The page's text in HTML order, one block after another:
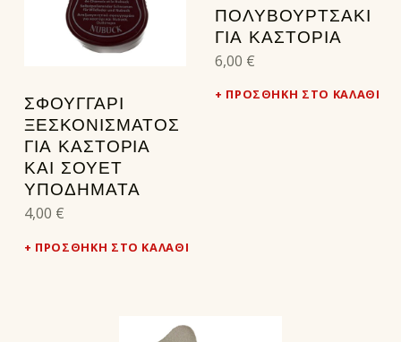
ΣΦΟΥΓΓΆΡΙ
ΞΕΣΚΟΝΊΣΜΑΤΟΣ
ΓΙΑ ΚΑΣΤΌΡΙΑ
ΚΑΙ ΣΟΥΈΤ
ΥΠΟΔΉΜΑΤΑ
4,00 €
ΠΡΟΣΘΉΚΗ ΣΤΟ ΚΑΛΆΘΙ
ΠΟΛΥΒΟΥΡΤΣΑΚΙ
ΓΙΑ ΚΑΣΤΟΡΙΑ
6,00 €
ΠΡΟΣΘΉΚΗ ΣΤΟ ΚΑΛΆΘΙ